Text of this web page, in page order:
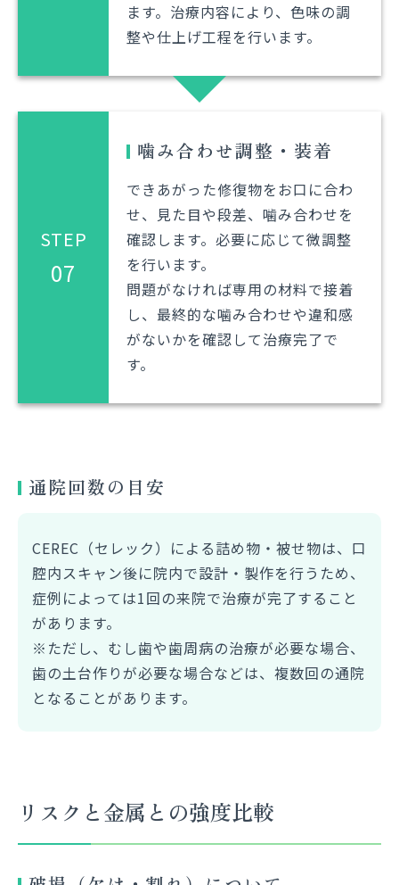
ます。治療内容により、色味の調
整や仕上げ工程を行います。
STEP
07
噛み合わせ調整・装着
できあがった修復物をお口に合わ
せ、見た目や段差、噛み合わせを
確認します。必要に応じて微調整
を行います。
問題がなければ専用の材料で接着
し、最終的な噛み合わせや違和感
がないかを確認して治療完了で
す。
通院回数の目安
CEREC（セレック）による詰め物・被せ物は、口
腔内スキャン後に院内で設計・製作を行うため、
症例によっては1回の来院で治療が完了すること
があります。
※ただし、むし歯や歯周病の治療が必要な場合、
歯の土台作りが必要な場合などは、複数回の通院
となることがあります。
リスクと金属との強度比較